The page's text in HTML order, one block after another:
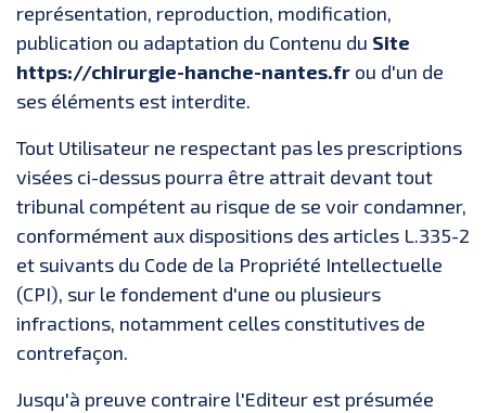
représentation, reproduction, modification,
publication ou adaptation du Contenu du Site
https://chirurgie-hanche-nantes.fr ou d'un de
ses éléments est interdite.
Tout Utilisateur ne respectant pas les prescriptions
visées ci-dessus pourra être attrait devant tout
tribunal compétent au risque de se voir condamner,
conformément aux dispositions des articles L.335-2
et suivants du Code de la Propriété Intellectuelle
(CPI), sur le fondement d'une ou plusieurs
infractions, notamment celles constitutives de
contrefaçon.
Jusqu'à preuve contraire l'Editeur est présumée